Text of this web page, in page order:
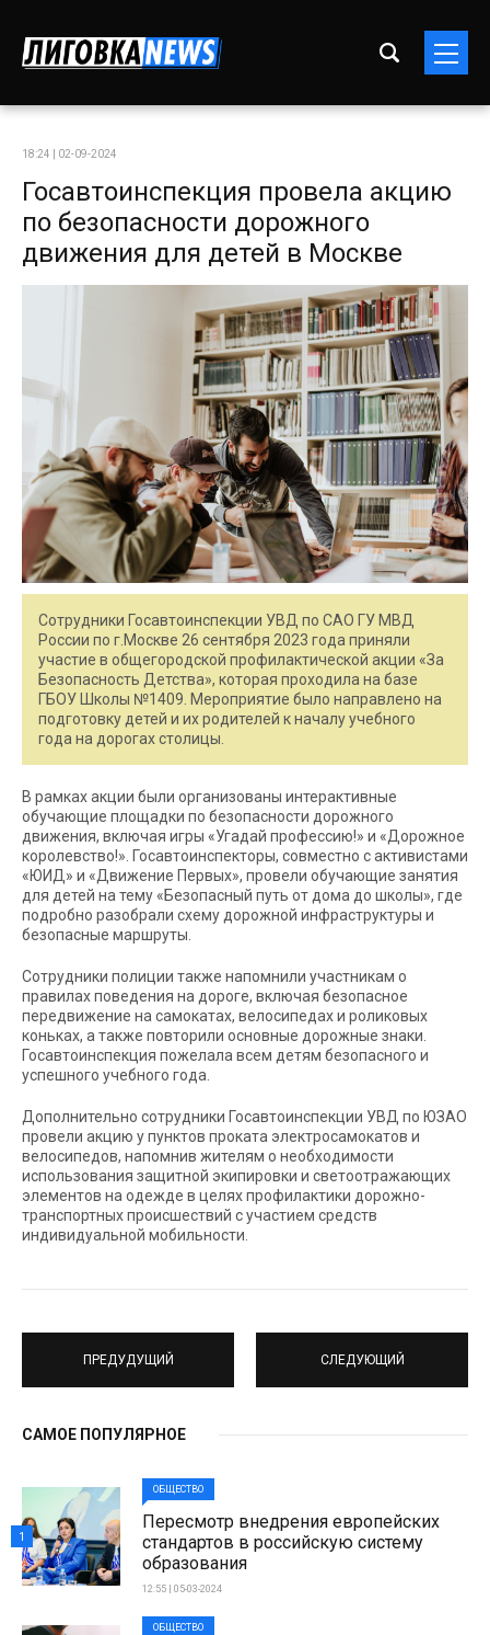
18:24 | 02-09-2024
Госавтоинспекция провела акцию
по безопасности дорожного
движения для детей в Москве
Сотрудники Госавтоинспекции УВД по САО ГУ МВД
России по г.Москве 26 сентября 2023 года приняли
участие в общегородской профилактической акции «За
Безопасность Детства», которая проходила на базе
ГБОУ Школы №1409. Мероприятие было направлено на
подготовку детей и их родителей к началу учебного
года на дорогах столицы.
В рамках акции были организованы интерактивные
обучающие площадки по безопасности дорожного
движения, включая игры «Угадай профессию!» и «Дорожное
королевство!». Госавтоинспекторы, совместно с активистами
«ЮИД» и «Движение Первых», провели обучающие занятия
для детей на тему «Безопасный путь от дома до школы», где
подробно разобрали схему дорожной инфраструктуры и
безопасные маршруты.
Сотрудники полиции также напомнили участникам о
правилах поведения на дороге, включая безопасное
передвижение на самокатах, велосипедах и роликовых
коньках, а также повторили основные дорожные знаки.
Госавтоинспекция пожелала всем детям безопасного и
успешного учебного года.
Дополнительно сотрудники Госавтоинспекции УВД по ЮЗАО
провели акцию у пунктов проката электросамокатов и
велосипедов, напомнив жителям о необходимости
использования защитной экипировки и светоотражающих
элементов на одежде в целях профилактики дорожно-
транспортных происшествий с участием средств
индивидуальной мобильности.
ПРЕДУДУЩИЙ СЛЕДУЮЩИЙ
САМОЕ ПОПУЛЯРНОЕ
ОБЩЕСТВО
Пересмотр внедрения европейских
стандартов в российскую систему
образования
12:55 | 05-03-2024
1
ОБЩЕСТВО